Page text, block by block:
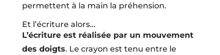
permettent à la main la préhension.
Et l’écriture alors…
L’écriture est réalisée par un mouvement
des doigts. Le crayon est tenu entre le